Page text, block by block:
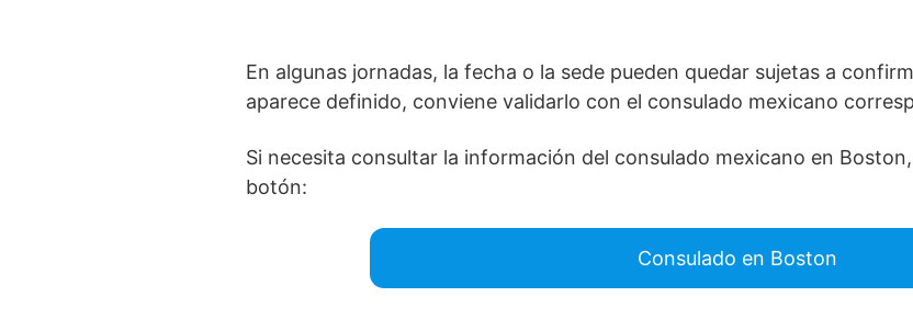
En algunas jornadas, la fecha o la sede pueden quedar sujetas a
aparece definido, conviene validarlo con el consulado mexicano
Si necesita consultar la información del consulado mexicano en
botón:
Consulado en Boston